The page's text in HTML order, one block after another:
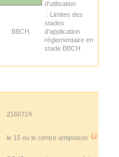
d'utilisation
BBCH
: Limites des
stades
d'application
réglementaire en
stade BBCH
2160724
le 15 ou le centre antipoison